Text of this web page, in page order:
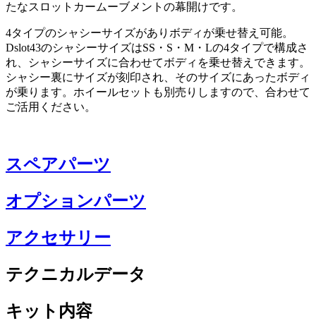
たなスロットカームーブメントの幕開けです。
4タイプのシャシーサイズがありボディが乗せ替え可能。
Dslot43のシャシーサイズはSS・S・M・Lの4タイプで構成さ
れ、シャシーサイズに合わせてボディを乗せ替えできます。
シャシー裏にサイズが刻印され、そのサイズにあったボディ
が乗ります。ホイールセットも別売りしますので、合わせて
ご活用ください。
スペアパーツ
オプションパーツ
アクセサリー
テクニカルデータ
キット内容